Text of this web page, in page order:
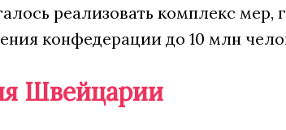
реализовать комплекс
конфедерации до 10 млн
Швейцарии